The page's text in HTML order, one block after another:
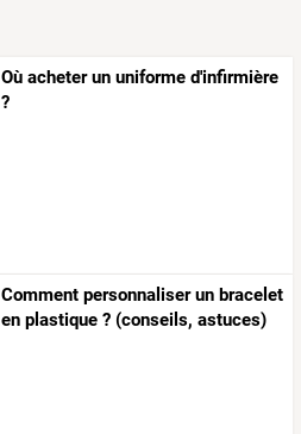
Où acheter un uniforme d'infirmière
?
Comment personnaliser un bracelet
en plastique ? (conseils, astuces)